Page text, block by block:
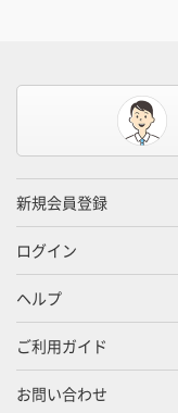
新規会員登録
ログイン
ヘルプ
ご利用ガイド
お問い合わせ